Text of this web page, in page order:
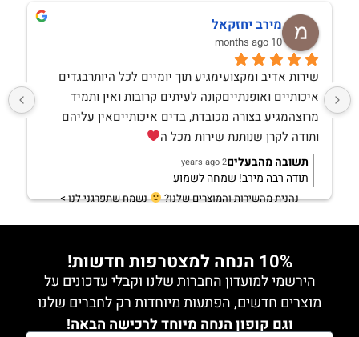
מירב יחזקאל
10 months ago
ותודה לקרן שנותנת שירות מכל ה
תשובה מהבעלים2 years ago
תודה רבה מירב! שמחה לשמוע
נהנית מהשירות והמוצרים שלנו? נשמח שתפרגני לנו >
10% הנחה למצטרפות חדשות!
הירשמי למועדון החברות שלנו וקבלי עדכונים על
מוצרים חדשים, הפתעות מיוחדות רק לחברים שלנו
וגם קופון הנחה מיוחד לרכישה הבאה!